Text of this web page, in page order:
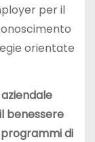
per il
orientate
benessere
di